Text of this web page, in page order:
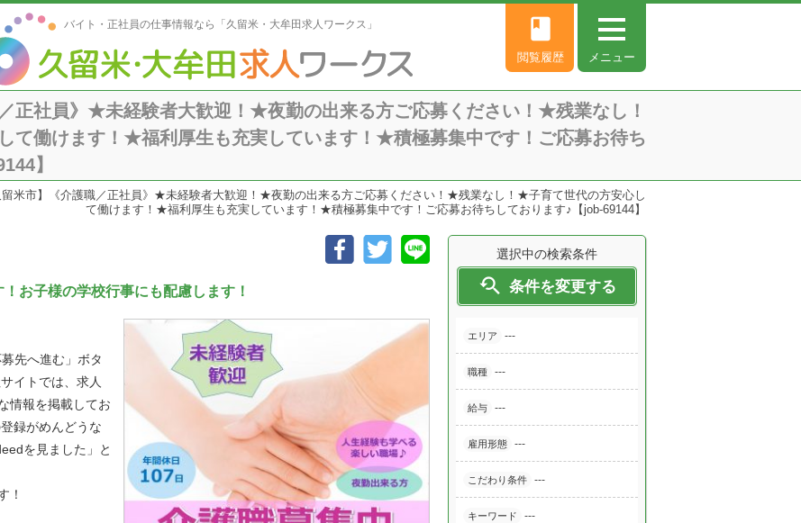
バイト・正社員の仕事情報なら「久留米・大牟田求人ワークス」
メニュー
book
閲覧履歴
／正社員》★未経験者大歓迎！★夜勤の出来る方ご応募ください！★残業なし！
て働けます！★福利厚生も充実しています！★積極募集中です！ご応募お待ち
】
留米市】《介護職／正社員》★未経験者大歓迎！★夜勤の出来る方ご応募ください！★残業なし！★子育て世代の方安心し
て働けます！★福利厚生も充実しています！★積極募集中です！ご応募お待ちしております♪【job-69144】
選択中の検索条件
 条件を変更する
エリア ---
職種 ---
給与 ---
雇用形態 ---
こだわり条件 ---
キーワード ---
お子様の学校行事にも配慮します！
先へ進む」ボタ
イトでは、求人
情報を掲載してお
録がめんどうな
を見ました」と
！